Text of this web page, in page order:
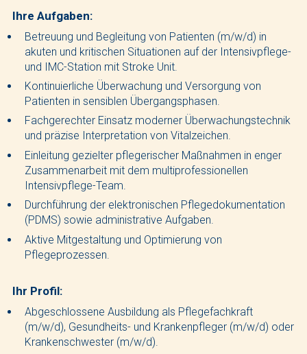
Ihre Aufgaben:
Betreuung und Begleitung von Patienten (m/w/d) in
akuten und kritischen Situationen auf der Intensivpflege-
und IMC-Station mit Stroke Unit.
Kontinuierliche Überwachung und Versorgung von
Patienten in sensiblen Übergangsphasen.
Fachgerechter Einsatz moderner Überwachungstechnik
und präzise Interpretation von Vitalzeichen.
Einleitung gezielter pflegerischer Maßnahmen in enger
Zusammenarbeit mit dem multiprofessionellen
Intensivpflege-Team.
Durchführung der elektronischen Pflegedokumentation
(PDMS) sowie administrative Aufgaben.
Aktive Mitgestaltung und Optimierung von
Pflegeprozessen.
Ihr Profil:
Abgeschlossene Ausbildung als Pflegefachkraft
(m/w/d), Gesundheits- und Krankenpfleger (m/w/d) oder
Krankenschwester (m/w/d).